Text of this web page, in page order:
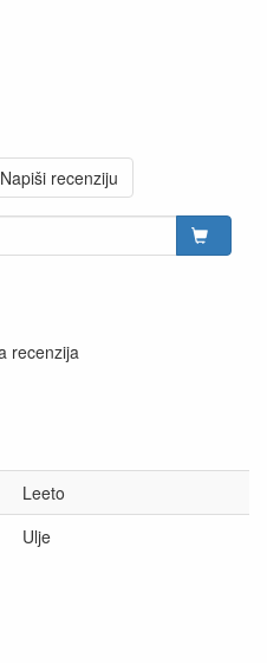
Napiši recenziju
recenzija
Leeto
Ulje